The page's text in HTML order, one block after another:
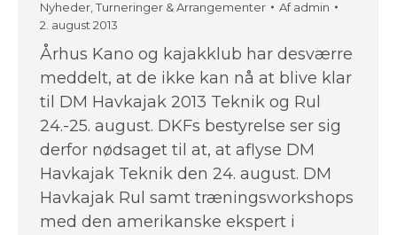
Nyheder,Turneringer & Arrangementer Afadmin
2. august 2013
Århus Kano og kajakklub har desværre
meddelt, at de ikke kan nå at blive klar
til DM Havkajak 2013 Teknik og Rul
24.-25. august. DKFs bestyrelse ser sig
derfor nødsaget til at, at aflyse DM
Havkajak Teknik den 24. august. DM
Havkajak Rul samt træningsworkshops
med den amerikanske ekspert i